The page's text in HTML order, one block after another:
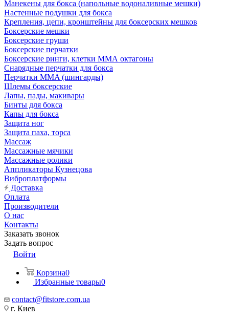
Манекены для бокса (напольные водоналивные мешки)
Настенные подушки для бокса
Крепления, цепи, кронштейны для боксерских мешков
Боксерские мешки
Боксерские груши
Боксерские перчатки
Боксерские ринги, клетки ММА октагоны
Снарядные перчатки для бокса
Перчатки MMA (шингарды)
Шлемы боксерские
Лапы, пады, макивары
Бинты для бокса
Капы для бокса
Защита ног
Защита паха, торса
Массаж
Массажные мячики
Массажные ролики
Аппликаторы Кузнецова
Виброплатформы
Доставка
Оплата
Производители
О нас
Контакты
Заказать звонок
Задать вопрос
Войти
Корзина0
Избранные товары0
contact@fitstore.com.ua
г. Киев